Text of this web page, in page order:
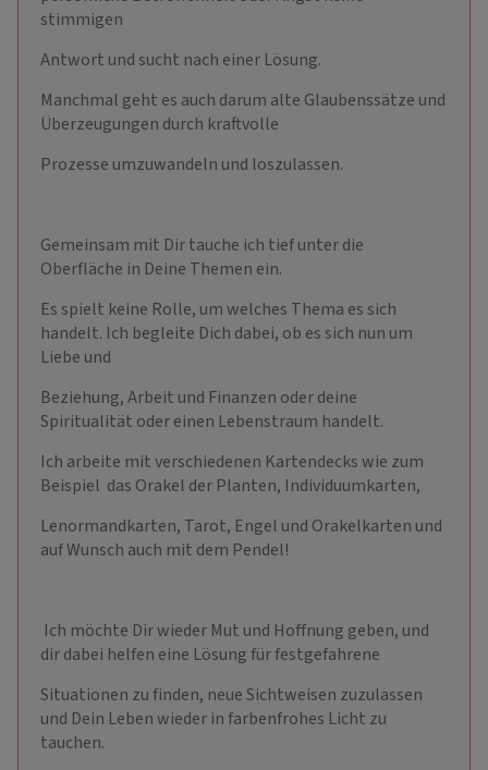
stimmigen
Antwort und sucht nach einer Lösung.
Manchmal geht es auch darum alte Glaubenssätze und
Überzeugungen durch kraftvolle
Prozesse umzuwandeln und loszulassen.
Gemeinsam mit Dir tauche ich tief unter die
Oberfläche in Deine Themen ein.
Es spielt keine Rolle, um welches Thema es sich
handelt. Ich begleite Dich dabei, ob es sich nun um
Liebe und
Beziehung, Arbeit und Finanzen oder deine
Spiritualität oder einen Lebenstraum handelt.
Ich arbeite mit verschiedenen Kartendecks wie zum
Beispiel das Orakel der Planten, Individuumkarten,
Lenormandkarten, Tarot, Engel und Orakelkarten und
auf Wunsch auch mit dem Pendel!
Ich möchte Dir wieder Mut und Hoffnung geben, und
dir dabei helfen eine Lösung für festgefahrene
Situationen zu finden, neue Sichtweisen zuzulassen
und Dein Leben wieder in farbenfrohes Licht zu
tauchen.